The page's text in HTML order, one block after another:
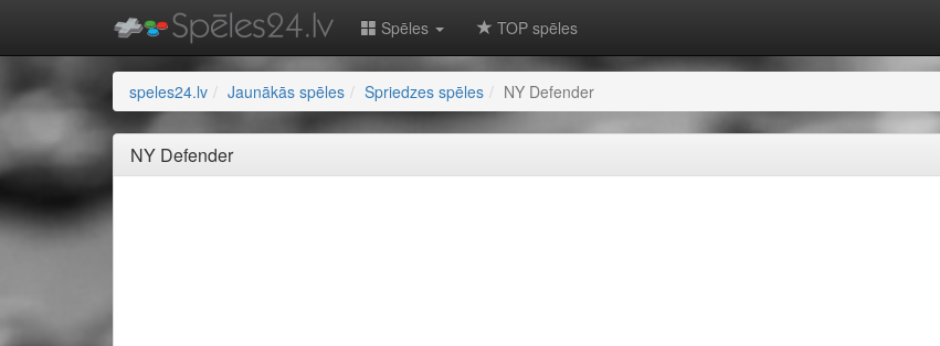
Spēles TOP spēles
speles24.lv Jaunākās spēles Spriedzes spēles NY Defender
NY Defender